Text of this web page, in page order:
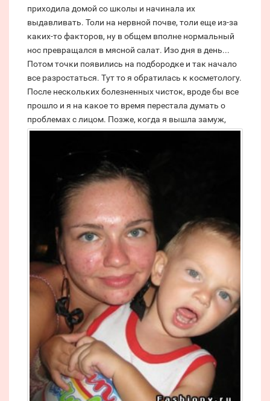
приходила домой со школы и начинала их
выдавливать. Толи на нервной почве, толи еще из-за
каких-то факторов, ну в общем вполне нормальный
нос превращался в мясной салат. Изо дня в день...
Потом точки появились на подбородке и так начало
все разростаться. Тут то я обратилась к косметологу.
После нескольких болезненных чисток, вроде бы все
прошло и я на какое то время перестала думать о
проблемах с лицом. Позже, когда я вышла замуж,